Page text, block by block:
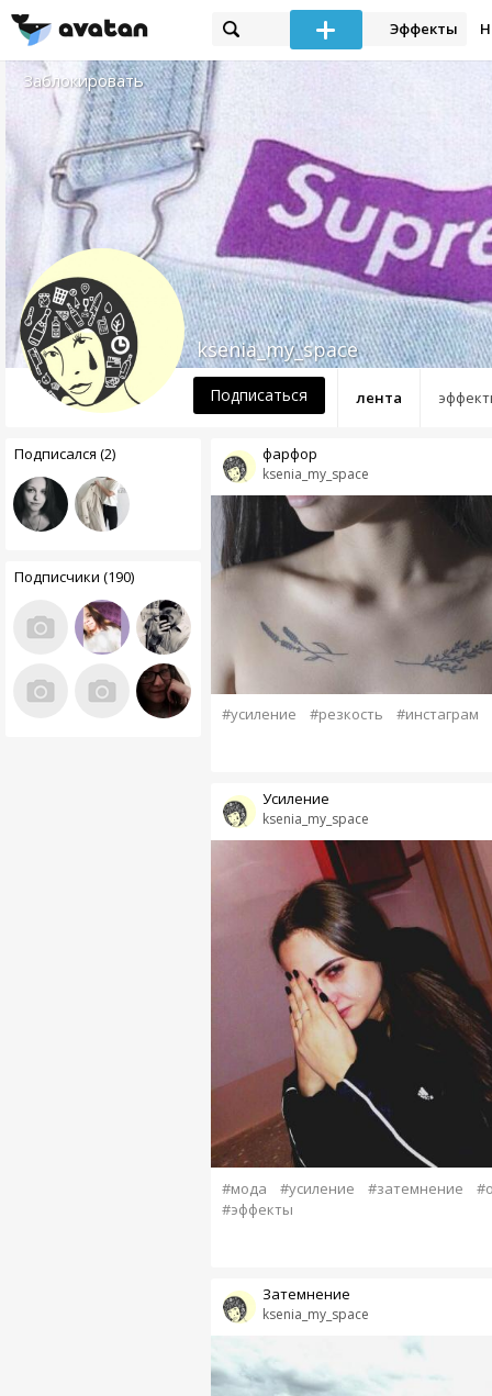
Эффекты
Заблокировать
лента
ksenia_my_space
Подписаться
Подписался (2)
Подписчики (190)
ksenia_my_space
фарфор
#усиление #резкость #инстаграм
ksenia_my_space
Усиление
#мода #усиление #затемнение
#эффекты
ksenia_my_space
Затемнение